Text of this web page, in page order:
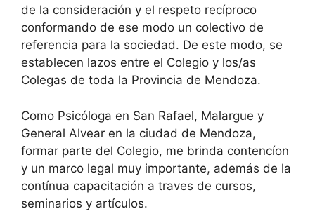
de la consideración y el respeto recíproco
conformando de ese modo un colectivo de
referencia para la sociedad. De este modo, se
establecen lazos entre el Colegio y los/as
Colegas de toda la Provincia de Mendoza.
Como Psicóloga en San Rafael, Malargue y
General Alvear en la ciudad de Mendoza,
formar parte del Colegio, me brinda contencíon
y un marco legal muy importante, además de la
contínua capacitación a traves de cursos,
seminarios y artículos.